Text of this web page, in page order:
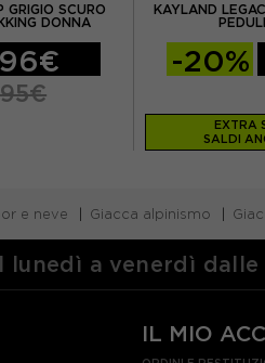
SCURO
DONNA
KAYLAND
-20%
EXTRA
SALDI
e neve Giacca alpinismo
a venerdì dalle
IL MIO